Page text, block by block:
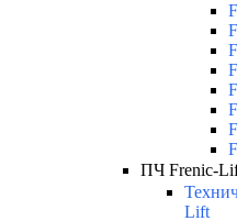
ПЧ Frenic-
Lift